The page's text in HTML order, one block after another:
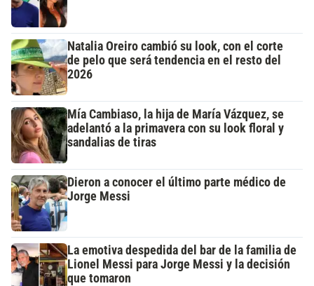
Natalia Oreiro cambió su look, con el corte
de pelo que será tendencia en el resto del
2026
Mía Cambiaso, la hija de María Vázquez, se
adelantó a la primavera con su look floral y
sandalias de tiras
Dieron a conocer el último parte médico de
Jorge Messi
La emotiva despedida del bar de la familia de
Lionel Messi para Jorge Messi y la decisión
que tomaron